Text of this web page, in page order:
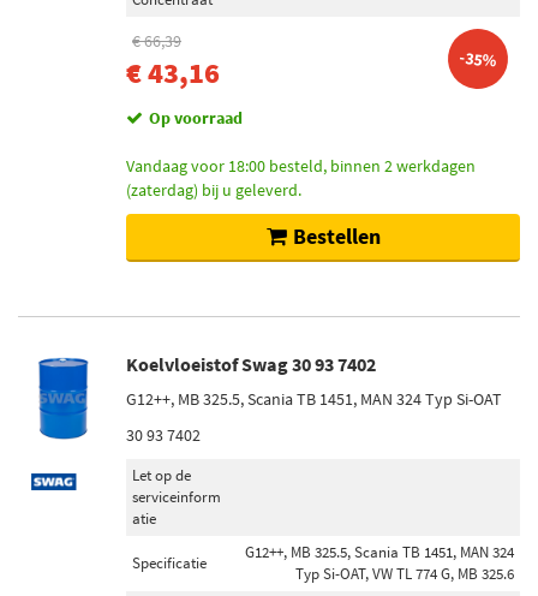
€ 66,39
€ 43,16 -35%
Op voorraad
Vandaag voor 18:00 besteld, binnen 2 werkdagen
(zaterdag) bij u geleverd.
Bestellen
Koelvloeistof Swag 30 93 7402
G12++, MB 325.5, Scania TB 1451, MAN 324 Typ Si-OAT
30 93 7402
Let op de
serviceinform
atie
Specificatie
G12++, MB 325.5, Scania TB 1451, MAN 324
Typ Si-OAT, VW TL 774 G, MB 325.6